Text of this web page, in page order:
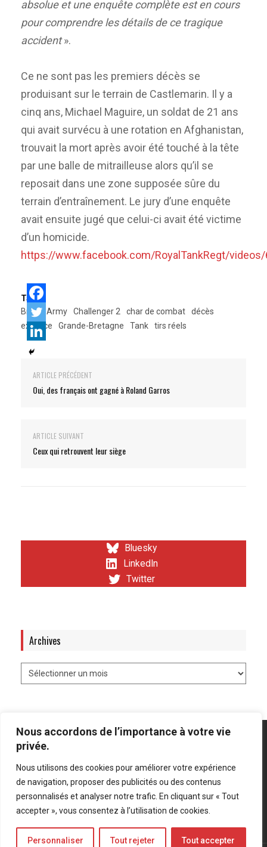
Nous accordons de l’importance à votre vie
privée.
Nous utilisons des cookies pour améliorer votre expérience
de navigation, proposer des publicités ou des contenus
personnalisés et analyser notre trafic. En cliquant sur « Tout
accepter », vous consentez à l’utilisation de cookies.
Personnaliser Tout rejeter Tout accepter
absolue et une enquête complète est en cours
pour comprendre les détails de ce tragique
accident».
Ce ne sont pas les premiers décès se
produisant sur le terrain de Castlemarin. Il y a
cinq ans, Michael Maguire, un soldat de 21 ans
qui avait survécu à une rotation en Afghanistan,
trouvait la mort après avoir été touché à la tête
par une balle de mitrailleuse alors qu’il se
reposait dans une zone supposée sûre du
terrain d’entraînement. Le jury d’une enquête
avait ensuite jugé que celui-ci avait été victime
d’un homicide.
https://www.facebook.com/RoyalTankRegt/
Tags:
British Army
Challenger 2 char de combat
décès
exercice
Grande-Bretagne Tank tirs réels
ARTICLE PRÉCÉDENT
Oui, des français ont gagné à Roland Garros
ARTICLE SUIVANT
Ceux qui retrouvent leur siège
Bluesky
LinkedIn
Twitter
Archives
Mentions légales Politique de confidentialité
Bluesky
LinkedIn
Twitter